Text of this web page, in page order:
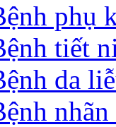
phụ
tiết
da